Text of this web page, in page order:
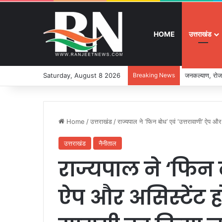
HOME उत्तराखंड
Saturday, August 8 2026 Breaking News जनकल्याण,
Home /उत्तराखंड /राज्यपाल ने ‘फिन बोध’ एवं ‘उत्तरावाणी’
उत्तराखंड नैनीताल
राज्यपाल ने ‘फिन
ऐप और असिस्टेंट